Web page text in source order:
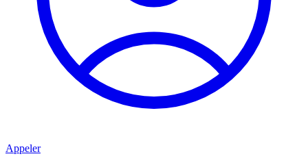
Appeler